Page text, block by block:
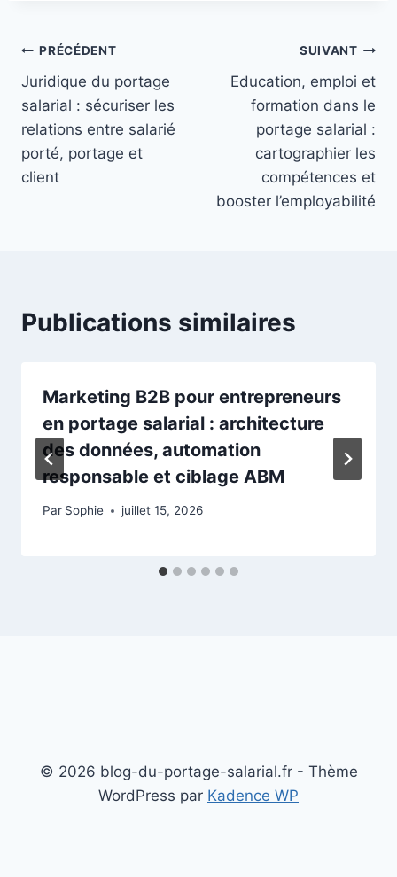
Navigation
de
l’article
PRÉCÉDENT
Juridique du portage
salarial : sécuriser les
relations entre salarié
porté, portage et
client
SUIVANT
Education, emploi et
formation dans le
portage salarial :
cartographier les
compétences et
booster l’employabilité
Publications similaires
Marketing B2B pour entrepreneurs
en portage salarial : architecture
des données, automation
responsable et ciblage ABM
Par Sophie juillet 15, 2026
© 2026 blog-du-portage-salarial.fr - Thème
WordPress par Kadence WP